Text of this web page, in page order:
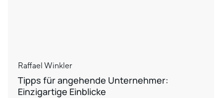
Raffael Winkler
Tipps für angehende Unternehmer:
Einzigartige Einblicke